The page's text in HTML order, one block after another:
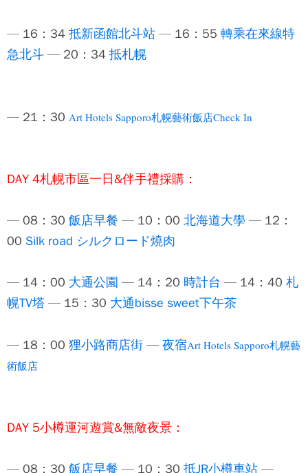
— 16：34 抵新函館北斗站 — 16：55 轉乘在來線特
急北斗 — 20：34 抵札幌
— 21：30 Art Hotels Sapporo札幌藝術飯店Check In
DAY 4札幌市區一日&伴手禮採購：
— 08：30 飯店早餐 — 10：00 北海道大學 — 12：
00 Silk road シルクロード燒肉
— 14：00 大通公園 — 14：20 時計台 — 14：40 札
幌TV塔 — 15：30 大通bisse sweet下午茶
— 18：00 狸小路商店街 — 夜宿Art Hotels Sapporo札幌藝
術飯店
DAY 5小樽運河遊賞&無敵夜景：
— 08：30 飯店早餐 — 10：30 抵JR小樽車站 —